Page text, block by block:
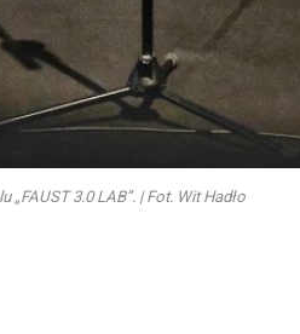
3.0 LAB”. | Fot. Wit Hadło